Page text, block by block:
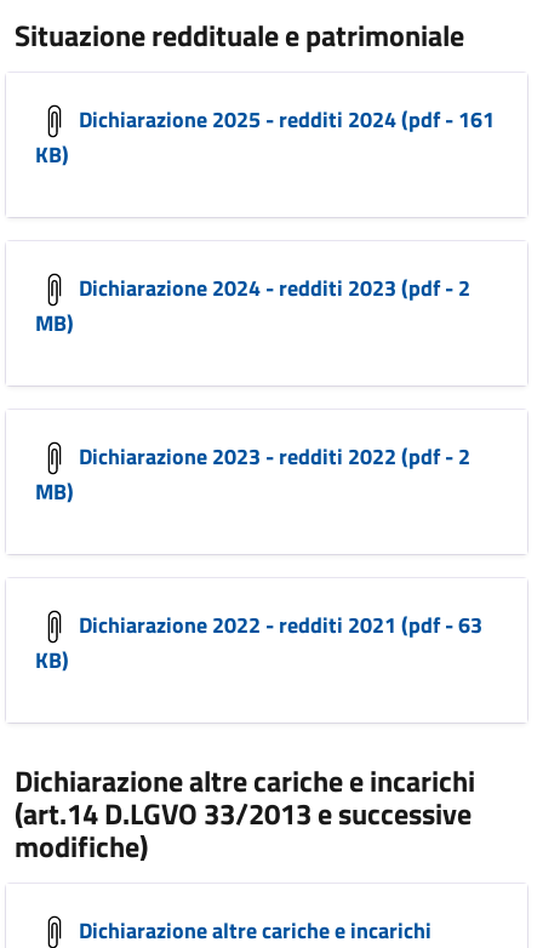
Situazione reddituale e patrimoniale
Dichiarazione 2025 - redditi 2024 (pdf - 161
KB)
Dichiarazione 2024 - redditi 2023 (pdf - 2
MB)
Dichiarazione 2023 - redditi 2022 (pdf - 2
MB)
Dichiarazione 2022 - redditi 2021 (pdf - 63
KB)
Dichiarazione altre cariche e incarichi
(art.14 D.LGVO 33/2013 e successive
modifiche)
Dichiarazione altre cariche e incarichi